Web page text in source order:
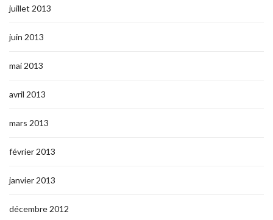
juillet 2013
juin 2013
mai 2013
avril 2013
mars 2013
février 2013
janvier 2013
décembre 2012